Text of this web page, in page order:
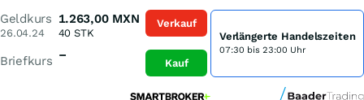
Geldkurs
26.04.24
1.263,00 MXN
40 STK
Briefkurs –
Verkauf
Kauf
Verlängerte Handelszeiten
07:30 bis 23:00 Uhr